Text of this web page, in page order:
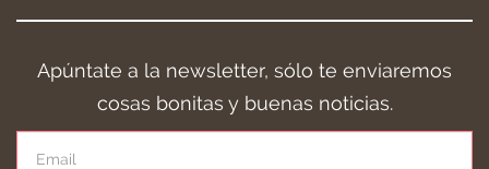
Apúntate a la newsletter, sólo te enviaremos
cosas bonitas y buenas noticias.